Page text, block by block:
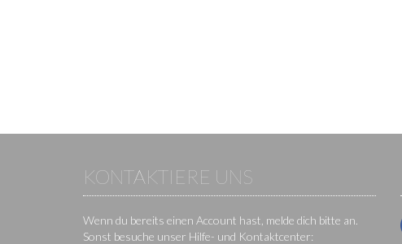
KONTAKTIERE UNS
Wenn du bereits einen Account hast, melde dich bitte an.
Sonst besuche unser Hilfe- und Kontaktcenter: